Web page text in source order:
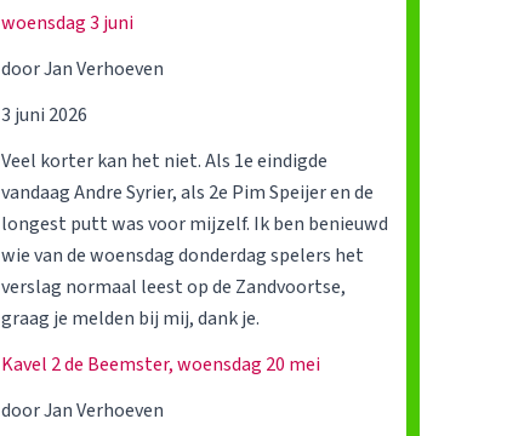
o
t
e
n
d
8
u
i
a
g
w
o
e
woensdag 3 juni
door Jan Verhoeven
3 juni 2026
Veel korter kan het niet. Als 1e eindigde
vandaag Andre Syrier, als 2e Pim Speijer en de
longest putt was voor mijzelf. Ik ben benieuwd
wie van de woensdag donderdag spelers het
verslag normaal leest op de Zandvoortse,
graag je melden bij mij, dank je.
Kavel 2 de Beemster, woensdag 20 mei
door Jan Verhoeven